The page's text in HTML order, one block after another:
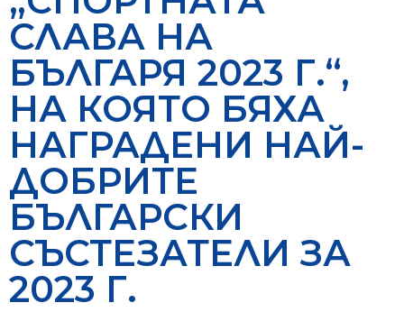
СЛАВА НА
БЪЛГАРЯ 2023 Г.“,
НА КОЯТО БЯХА
НАГРАДЕНИ НАЙ-
ДОБРИТЕ
БЪЛГАРСКИ
СЪСТЕЗАТЕЛИ ЗА
2023 Г.